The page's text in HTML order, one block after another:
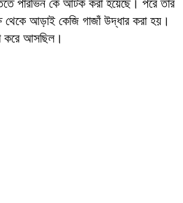
পারভিন কে আটক করা হয়েছে। পরে তার
থেকে আড়াই কেজি গাজাঁ উদ্ধার করা হয়।
করে আসছিল।